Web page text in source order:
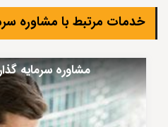
خدمات مرتبط با مشاوره
مشاوره سرمایه